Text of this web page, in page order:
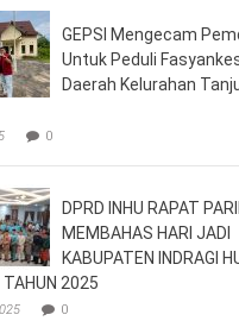
GEPSI Mengecam
Untuk Peduli
Daerah Kelurahan
0
DPRD INHU RAPAT
MEMBAHAS HARI JADI
KABUPATEN INDRAGI
TAHUN 2025
0